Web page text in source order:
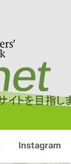
Instagram